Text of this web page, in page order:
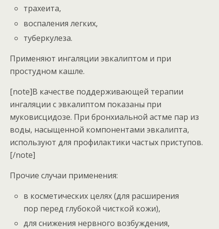
трахеита,
воспаления легких,
туберкулеза.
Применяют ингаляции эвкалиптом и при
простудном кашле.
[note]В качестве поддерживающей терапии
ингаляции с эвкалиптом показаны при
муковисцидозе. При бронхиальной астме пар из
воды, насыщенной компонентами эвкалипта,
используют для профилактики частых приступов.
[/note]
Прочие случаи применения:
в косметических целях (для расширения
пор перед глубокой чисткой кожи),
для снижения нервного возбуждения,